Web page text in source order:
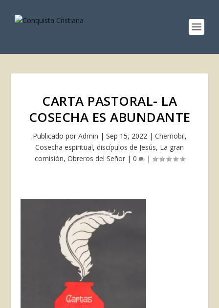
CARTA PASTORAL- LA
COSECHA ES ABUNDANTE
Publicado por Admin | Sep 15, 2022| Chernobil,
Cosecha espiritual, discípulos de Jesús, La gran
comisión, Obreros del Señor| 0 |